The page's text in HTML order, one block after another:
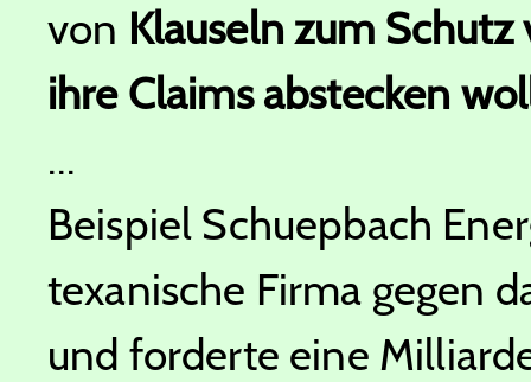
von Klauseln zum
ihre Claims abstecken
...
Beispiel Schuepbach
texanische Firma gegen
und forderte eine